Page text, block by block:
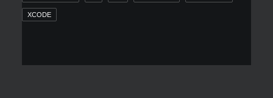
XCODE